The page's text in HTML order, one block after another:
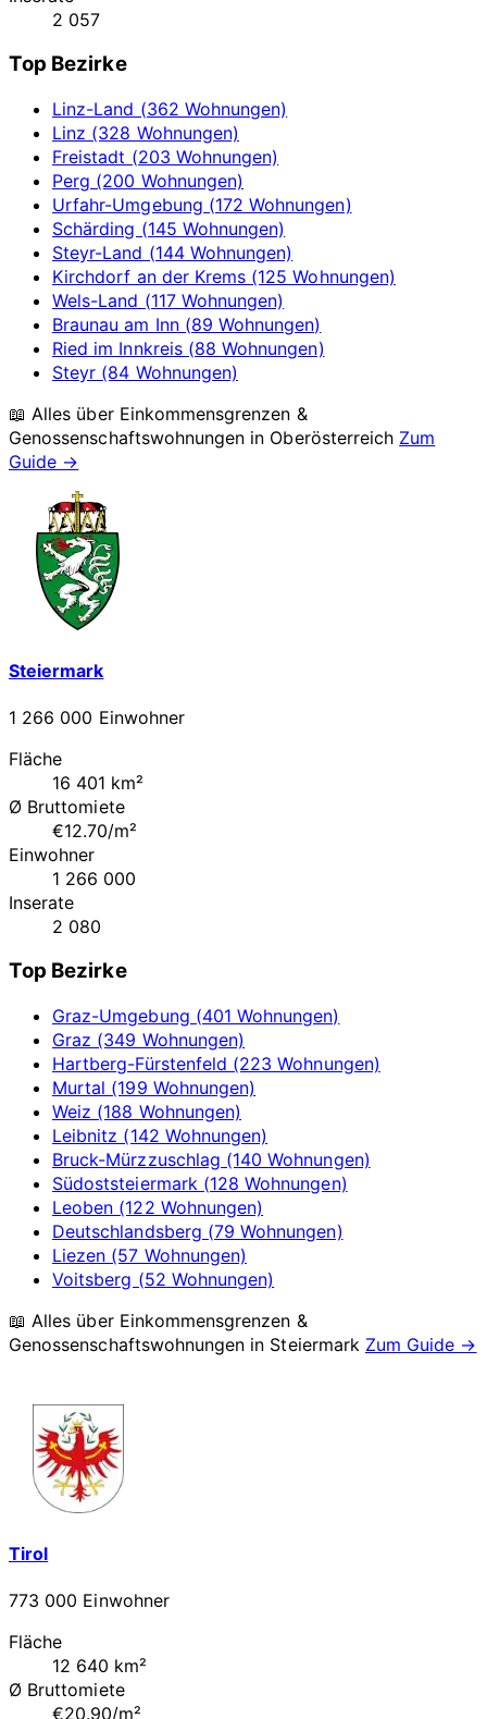
2 057
Top Bezirke
Linz-Land (362 Wohnungen)
Linz (328 Wohnungen)
Freistadt (203 Wohnungen)
Perg (200 Wohnungen)
Urfahr-Umgebung (172 Wohnungen)
Schärding (145 Wohnungen)
Steyr-Land (144 Wohnungen)
Kirchdorf an der Krems (125 Wohnungen)
Wels-Land (117 Wohnungen)
Braunau am Inn (89 Wohnungen)
Ried im Innkreis (88 Wohnungen)
Steyr (84 Wohnungen)
📖 Alles über Einkommensgrenzen &
Genossenschaftswohnungen in Oberösterreich Zum
Guide →
Steiermark
1 266 000 Einwohner
Fläche
16 401 km²
Ø Bruttomiete
€12.70/m²
Einwohner
1 266 000
Inserate
2 080
Top Bezirke
Graz-Umgebung (401 Wohnungen)
Graz (349 Wohnungen)
Hartberg-Fürstenfeld (223 Wohnungen)
Murtal (199 Wohnungen)
Weiz (188 Wohnungen)
Leibnitz (142 Wohnungen)
Bruck-Mürzzuschlag (140 Wohnungen)
Südoststeiermark (128 Wohnungen)
Leoben (122 Wohnungen)
Deutschlandsberg (79 Wohnungen)
Liezen (57 Wohnungen)
Voitsberg (52 Wohnungen)
📖 Alles über Einkommensgrenzen &
Genossenschaftswohnungen in Steiermark Zum Guide →
Tirol
773 000 Einwohner
Fläche
12 640 km²
Ø Bruttomiete
€20.90/m²